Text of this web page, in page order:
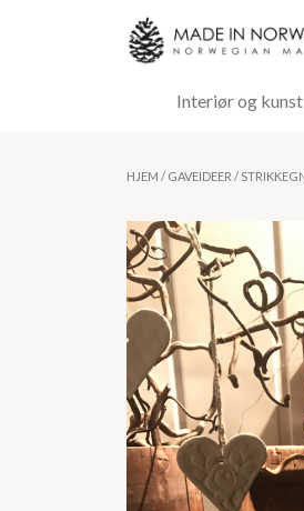
Interiør og kunst
HJEM / GAVEIDEER /